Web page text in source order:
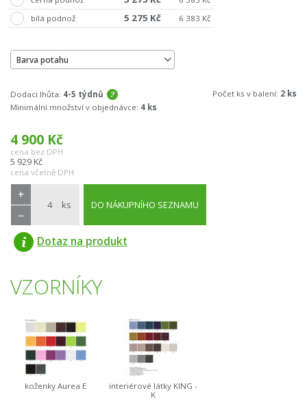
bílá podnož
5 275 Kč 6 383 Kč
Barva potahu
Dodací lhůta: 4-5 týdnů Počet ks v balení: 2 ks
Minimální množství v objednávce: 4 ks
4 900 Kč
cena bez DPH
5 929 Kč
cena včetně DPH
ks
+
−
DO NÁKUPNÍHO SEZNAMU
Dotaz na produkt
VZORNÍKY
koženky Aurea E
interiérové látky KING -
K